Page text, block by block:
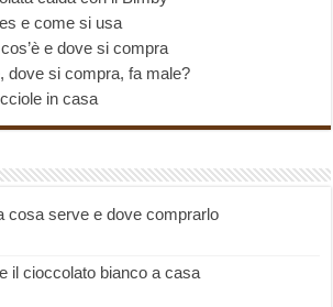
e come si usa
e dove si compra
dove si compra, fa male?
in casa
cosa serve e dove comprarlo
il cioccolato bianco a casa